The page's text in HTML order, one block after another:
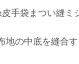
手袋まつい縫ミ
の中底を縫合す